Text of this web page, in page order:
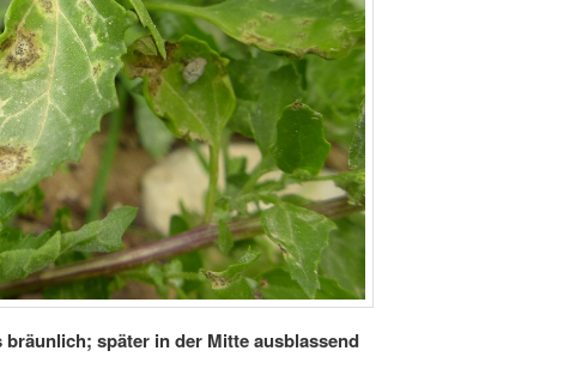
später in der Mitte ausblassend